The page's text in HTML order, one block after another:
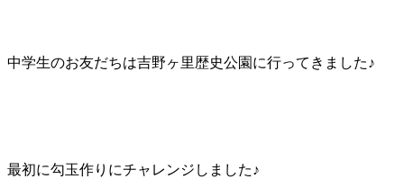
中学生のお友だちは吉野ヶ里歴史公園に行ってきました♪
最初に勾玉作りにチャレンジしました♪